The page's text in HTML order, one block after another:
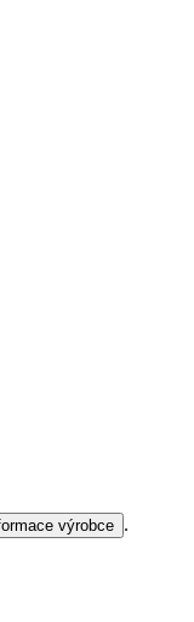
výrobce .